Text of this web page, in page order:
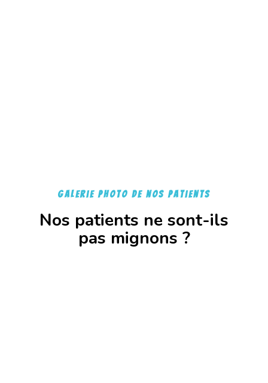
galerie photo de nos patients
Nos patients ne sont-ils
pas mignons ?